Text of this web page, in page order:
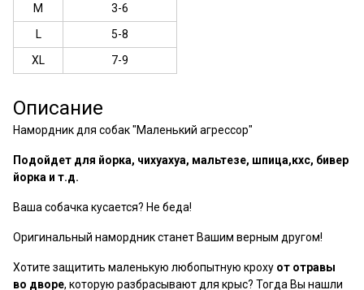
M
3-6
L
5-8
XL
7-9
Описание
Намордник для собак "Маленький агрессор"
Подойдет для йорка, чихуахуа, мальтезе, шпица,кхс, бивер
йорка и т.д.
Ваша собачка кусается? Не беда!
Оригинальный намордник станет Вашим верным другом!
Хотите защитить маленькую любопытную кроху от отравы
во дворе, которую разбрасывают для крыс? Тогда Вы нашли